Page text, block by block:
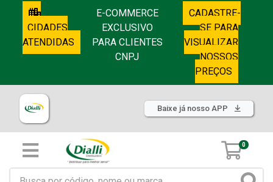
CIDADES
ATENDIDAS
E-COMMERCE
EXCLUSIVO
PARA CLIENTES
CNPJ
CADASTRE-
SE PARA
VISUALIZAR
NOSSOS
PREÇOS
Baixe já nosso APP
0